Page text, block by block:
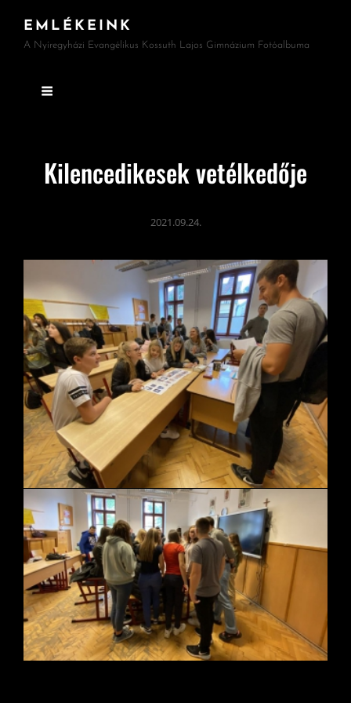
EMLÉKEINK
A Nyíregyházi Evangélikus Kossuth Lajos Gimnázium Fotóalbuma
Kilencedikesek vetélkedője
2021.09.24.